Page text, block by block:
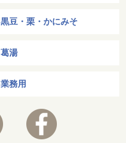
黒豆・栗・かにみそ
葛湯
業務用